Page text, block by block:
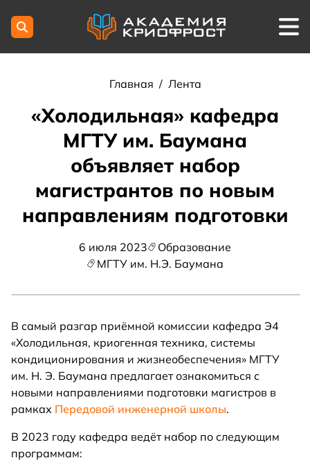
Главная / Лента
«Холодильная» кафедра
МГТУ им. Баумана
объявляет набор
магистрантов по новым
направлениям подготовки
6 июля 2023
Образование
МГТУ им. Н.Э. Баумана
В самый разгар приёмной комиссии кафедра Э4
«Холодильная, криогенная техника, системы
кондиционирования и жизнеобеспечения» МГТУ
им. Н. Э. Баумана предлагает ознакомиться с
новыми направлениями подготовки магистров в
рамках Передовой инженерной школы.
В 2023 году кафедра ведёт набор по следующим
программам: